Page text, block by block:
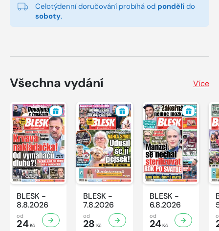
Celotýdenní doručování probíhá od pondělí do
soboty.
Všechna vydání Více
BLESK -
8.8.2026
od
24Kč
BLESK -
7.8.2026
od
28 Kč
BLESK -
6.8.2026
od
24Kč